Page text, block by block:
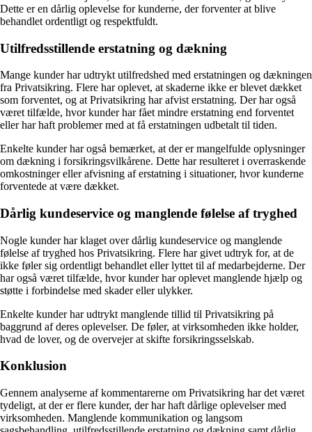
Dette er en dårlig oplevelse for kunderne, der forventer at blive
behandlet ordentligt og respektfuldt.
Utilfredsstillende erstatning og dækning
Mange kunder har udtrykt utilfredshed med erstatningen og dækningen
fra Privatsikring. Flere har oplevet, at skaderne ikke er blevet dækket
som forventet, og at Privatsikring har afvist erstatning. Der har også
været tilfælde, hvor kunder har fået mindre erstatning end forventet
eller har haft problemer med at få erstatningen udbetalt til tiden.
Enkelte kunder har også bemærket, at der er mangelfulde oplysninger
om dækning i forsikringsvilkårene. Dette har resulteret i overraskende
omkostninger eller afvisning af erstatning i situationer, hvor kunderne
forventede at være dækket.
Dårlig kundeservice og manglende følelse af tryghed
Nogle kunder har klaget over dårlig kundeservice og manglende
følelse af tryghed hos Privatsikring. Flere har givet udtryk for, at de
ikke føler sig ordentligt behandlet eller lyttet til af medarbejderne. Der
har også været tilfælde, hvor kunder har oplevet manglende hjælp og
støtte i forbindelse med skader eller ulykker.
Enkelte kunder har udtrykt manglende tillid til Privatsikring på
baggrund af deres oplevelser. De føler, at virksomheden ikke holder,
hvad de lover, og de overvejer at skifte forsikringsselskab.
Konklusion
Gennem analyserne af kommentarerne om Privatsikring har det været
tydeligt, at der er flere kunder, der har haft dårlige oplevelser med
virksomheden. Manglende kommunikation og langsom